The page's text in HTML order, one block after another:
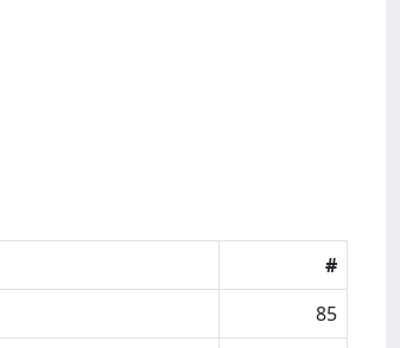
#
85